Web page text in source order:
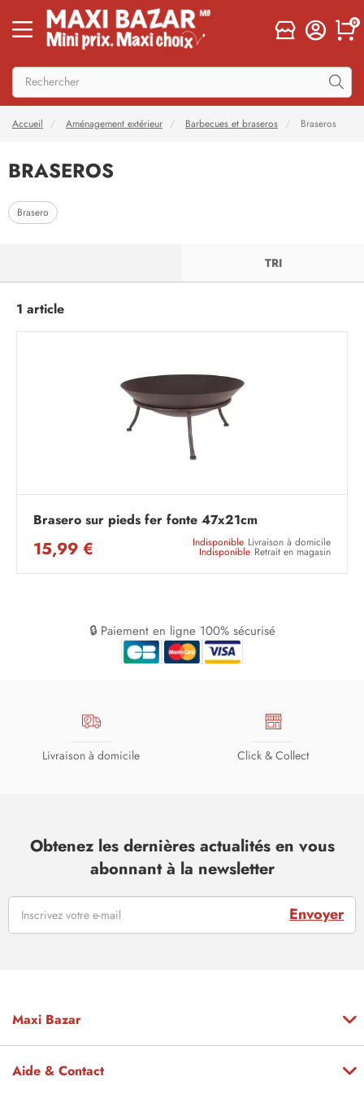
0
Accueil Aménagement extérieur Barbecues et braseros Braseros
BRASEROS
Brasero
TRI
Brasero sur pieds fer fonte 47x21cm
15,99 € Indisponible Livraison à domicile
Indisponible Retrait en magasin
1 article
🔒 Paiement en ligne 100% sécurisé
Livraison à domicile Click & Collect
Obtenez les dernières actualités en vous
abonnant à la newsletter
Envoyer
Maxi Bazar
Aide & Contact